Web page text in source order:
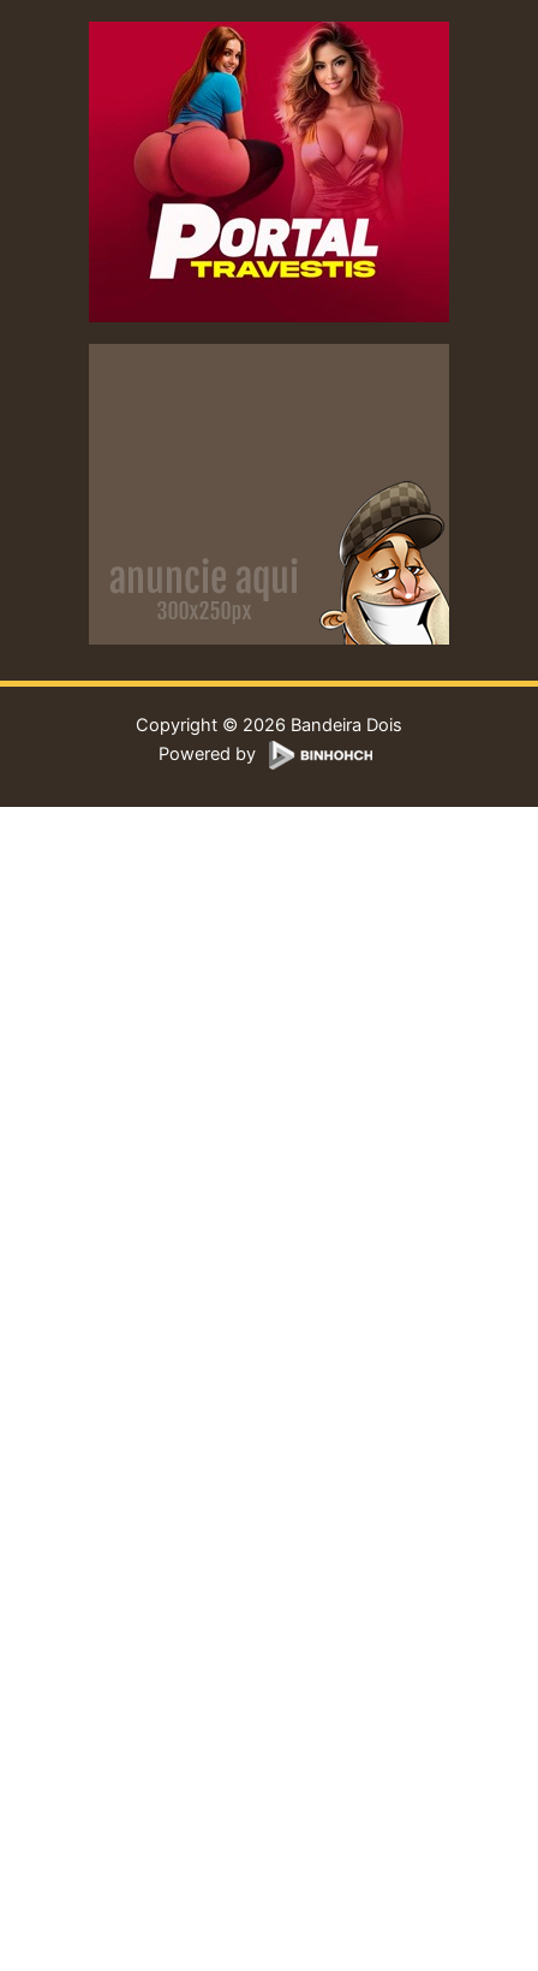
Copyright © 2026 Bandeira Dois
Powered by